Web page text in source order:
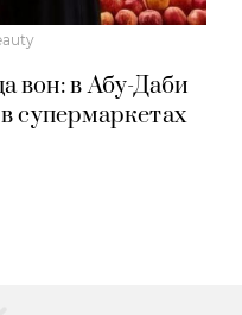
вон: в Абу-Даби
супермаркетах